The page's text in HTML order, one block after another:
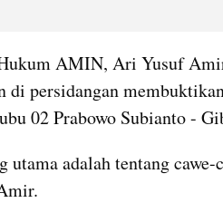
AMIN, Ari Yusuf
di persidangan
02 Prabowo Subianto -
utama adalah tentang